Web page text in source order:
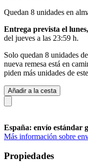
Quedan 8 unidades en
Entrega prevista el
del jueves a las 23:59 h.
Solo quedan 8 unidades
nueva remesa está en
piden más unidades de
Añadir a la cesta
España: envío estándar
Más información sobre
Propiedades